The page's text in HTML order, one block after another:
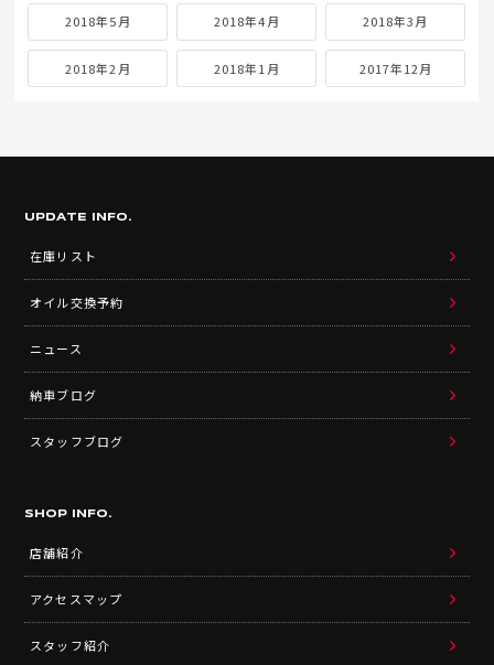
2018年5月 2018年4月 2018年3月
2018年2月 2018年1月 2017年12月
UPDATE INFO.
在庫リスト
オイル交換予約
ニュース
納車ブログ
スタッフブログ
SHOP INFO.
店舗紹介
アクセスマップ
スタッフ紹介